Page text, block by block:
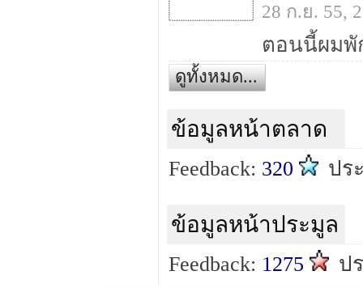
28 ก.ย. 55,
ดูทั้งหมด...
ข้อมูลหน้าตลาด
Feedback: 320 ปร
ข้อมูลหน้าประมูล
Feedback: 1275 ป